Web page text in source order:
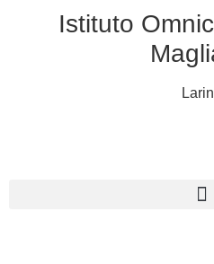
Istituto